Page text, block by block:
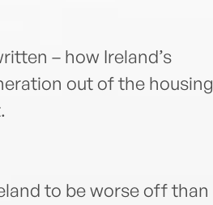
– how Ireland’s
out of the housing
to be worse off than